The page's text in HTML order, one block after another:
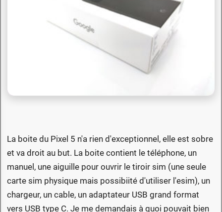
La boite du Pixel 5 n'a rien d'exceptionnel, elle est sobre
et va droit au but. La boite contient le téléphone, un
manuel, une aiguille pour ouvrir le tiroir sim (une seule
carte sim physique mais possibiité d'utiliser l'esim), un
chargeur, un cable, un adaptateur USB grand format
vers USB type C. Je me demandais à quoi pouvait bien